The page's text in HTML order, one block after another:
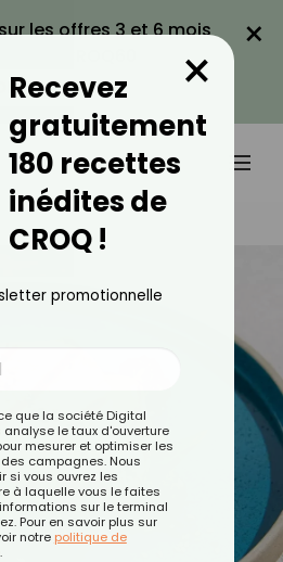
les offres 3 et 6 mois
LA PROMO
×
Recevez
gratuitement
180 recettes
inédites de
CROQ !
×
promotionnelle
que la société Digital
analyse le taux d'ouverture
mesurer et optimiser les
campagnes. Nous
si vous ouvrez les
à laquelle vous le faites
sur le terminal
Pour en savoir plus sur
notre politique de
.